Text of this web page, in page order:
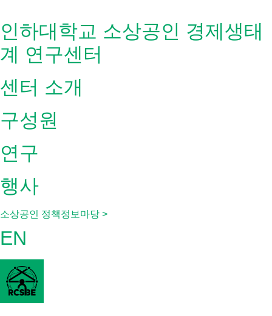
content
인하대학교 소상공인 경제생태
계 연구센터
센터 소개
구성원
연구
행사
소상공인 정책정보마당 >
EN